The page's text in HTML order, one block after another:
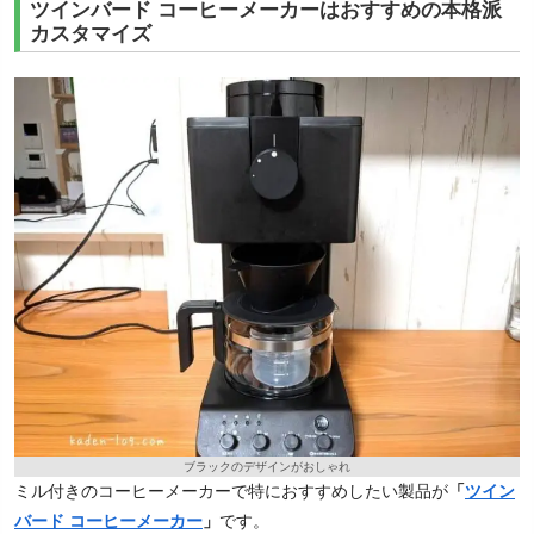
ツインバード コーヒーメーカーはおすすめの本格派
カスタマイズ
ブラックのデザインがおしゃれ
ミル付きのコーヒーメーカーで特におすすめしたい製品が 「ツイン
バード コーヒーメーカー 」 です。